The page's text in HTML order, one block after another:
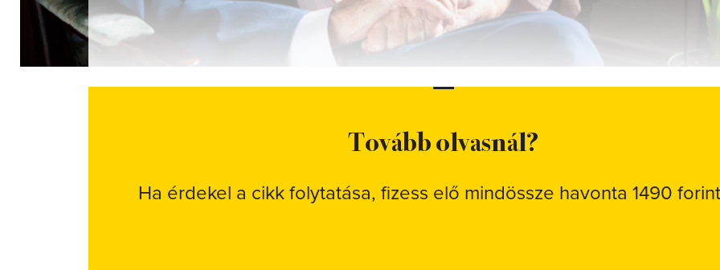
Tovább olvasnál?
Ha érdekel a cikk folytatása, fizess elő mindössze havonta 1490